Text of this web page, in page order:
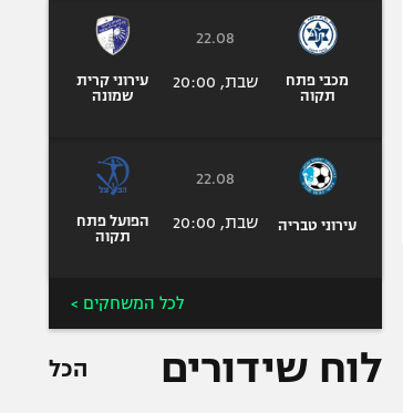
מכבי פתח
תקוה
22.08
שבת, 20:00
עירוני קרית
שמונה
עירוני טבריה
22.08
שבת, 20:00
הפועל פתח
תקוה
לכל המשחקים >
לוח שידורים הכל